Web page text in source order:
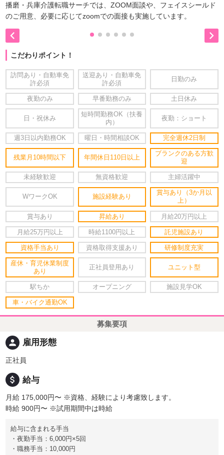
播磨・兵庫介護転職サーチでは、ZOOM面談や、フェイスシールド
のご用意、必要に応じてzoomでの面接も実施しています。
 
こだわりポイント！
訪問あり・自動車免
許必須
送迎あり・自動車免
許必須
日勤のみ
夜勤のみ 早番勤務のみ 土日休み
日・祝休み
短時間勤務OK（扶養
内）
夜勤：ショート
週3日以内勤務OK 曜日・時間相談OK 完全週休2日制
残業月10時間以下 年間休日110日以上
ブランクのある方歓
迎
未経験歓迎 無資格歓迎 主婦活躍中
WワークOK 施設経験あり
賞与あり（3か月以
上）
賞与あり 昇給あり 月給20万円以上
月給25万円以上 時給1100円以上 託児施設あり
資格手当あり 資格取得支援あり 研修制度充実
産休・育児休業制度
あり
正社員登用あり ユニット型
駅ちか オープニング 施設見学OK
車・バイク通勤OK
募集要項
person 雇用形態
正社員
attach_money 給与
月給 175,000円〜 ※資格、経験により考慮致します。
時給 900円〜 ※試用期間中は時給
給与に含まれる手当
・夜勤手当：6,000円×5回
・職務手当：10,000円